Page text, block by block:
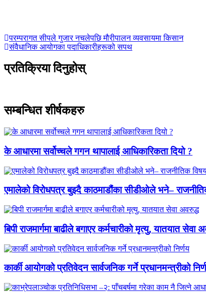
परम्परागत सीपले गुजार नचलेपछि मौरीपालन व्यवसायमा किसान
संवैधानिक आयोगका पदाधिकारीहरूको सपथ
प्रतिक्रिया दिनुहोस्
सम्बन्धित शीर्षकहरु
के आधारमा सर्वोच्चले गगन थापालाई आधिकारिकता दियो ?
एमालेको विरोधपत्र बुझ्दै काठमाडौंका सीडीओले भने–
बिपी राजमार्गमा बाढीले बगाएर कर्मचारीको मृत्यु, यातयात सेवा
कार्की आयोगको प्रतिवेदन सार्वजनिक गर्ने प्रधानमन्त्रीको